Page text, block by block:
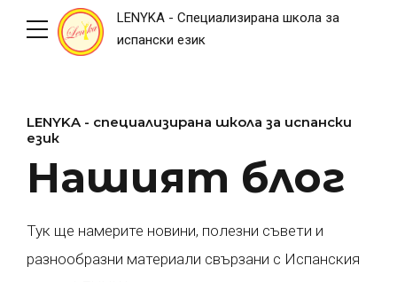
LENYKA - Специализирана школа за
испански език
LENYKA - специализирана школа за испански
език
Нашият блог
Тук ще намерите новини, полезни съвети и
разнообразни материали свързани с Испанския